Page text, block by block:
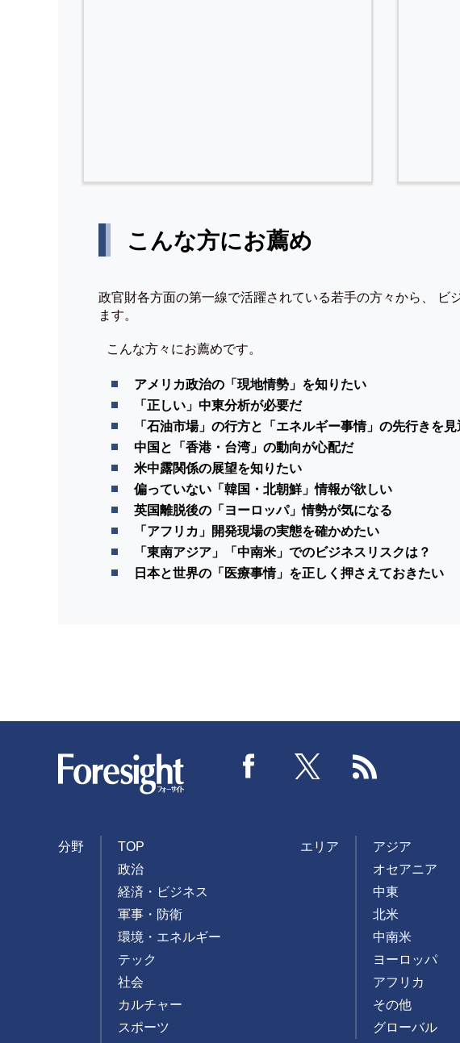
こんな方にお薦め
政官財各方面の第一線で活躍されている若手の方々から、
ます。
こんな方々にお薦めです。
アメリカ政治の「現地情勢」を知りたい
「正しい」中東分析が必要だ
「石油市場」の行方と「エネルギー事情」の先行きを
中国と「香港・台湾」の動向が心配だ
米中露関係の展望を知りたい
偏っていない「韓国・北朝鮮」情報が欲しい
英国離脱後の「ヨーロッパ」情勢が気になる
「アフリカ」開発現場の実態を確かめたい
「東南アジア」「中南米」でのビジネスリスクは？
日本と世界の「医療事情」を正しく押さえておきたい
Facebook Twitter
分野
TOP
政治
経済・ビジネス
軍事・防衛
環境・エネルギー
テック
社会
カルチャー
スポーツ
エリア
アジア
オセアニア
中東
北米
中南米
ヨーロッパ
アフリカ
その他
グローバル